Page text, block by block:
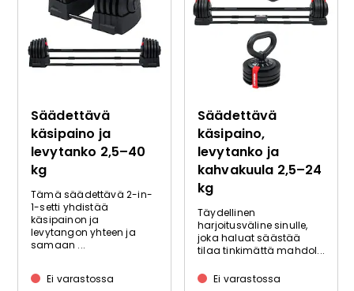
Säädettävä
käsipaino ja
levytanko 2,5–40
kg
Tämä säädettävä 2-in-
1-setti yhdistää
käsipainon ja
levytangon yhteen ja
samaan ...
Ei varastossa
Säädettävä
käsipaino,
levytanko ja
kahvakuula 2,5–24
kg
Täydellinen
harjoitusväline sinulle,
joka haluat säästää
tilaa tinkimättä mahdol...
Ei varastossa